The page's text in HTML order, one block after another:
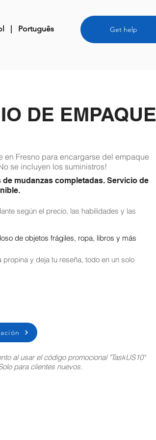
| Português Get help
DE EMPAQUE
en Fresno para encargarse del empaque
se incluyen los suministros!
de mudanzas completadas. Servicio de
según el precio, las habilidades y las
de objetos frágiles, ropa, libros y más
propina y deja tu reseña, todo en un solo
al usar el código promocional "TaskUS10"
para clientes nuevos.